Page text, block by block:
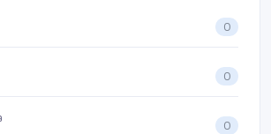
0
0
0